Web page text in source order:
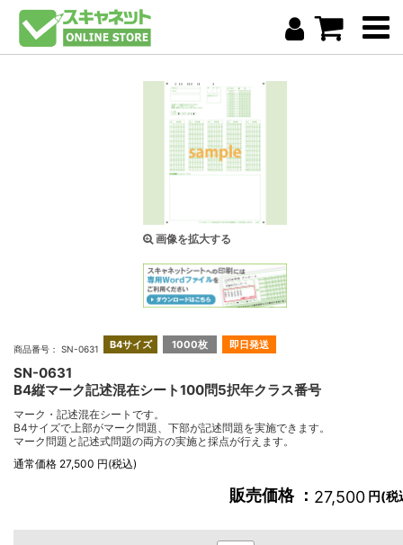
画像を拡大する
B4サイズ 1000枚 即日発送
商品番号： SN-0631
SN-0631
B4縦マーク記述混在シート100問5択年クラス番号
マーク・記述混在シートです。
B4サイズで上部がマーク問題、下部が記述問題を実施できます。
マーク問題と記述式問題の両方の実施と採点が行えます。
通常価格 27,500 円(税込)
販売価格 ： 27,500 円(税